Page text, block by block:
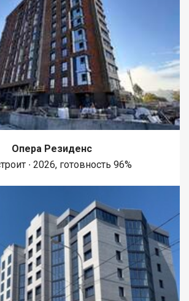
Опера Резиденс
∙ 2026, готовность 96%